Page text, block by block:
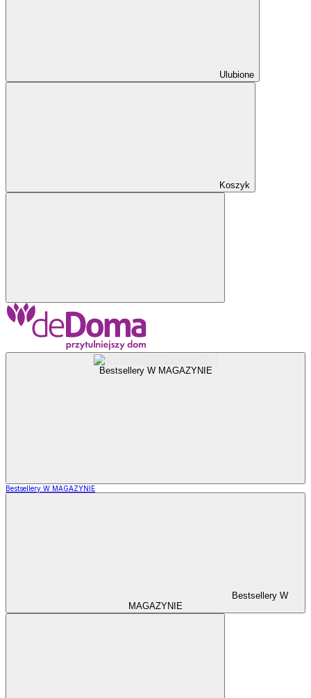
Ulubione
Koszyk
Bestsellery W MAGAZYNIE
Bestsellery W MAGAZYNIE
Bestsellery W
MAGAZYNIE